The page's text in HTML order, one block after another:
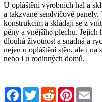
U opláštění výrobních hal a
a takzvané sendvičové
konstrukcím a skládají se z
pěny a vnějšího plechu. Jejich
dlouhá životnost a snadná a
nejen u opláštění stěn, ale i na
nebo i u rodinných domů.
FacebookTwitterRedditPinterest